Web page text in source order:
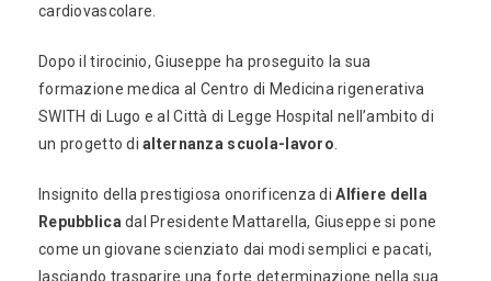
cardiovascolare.
Dopo il tirocinio, Giuseppe ha proseguito la sua
formazione medica al Centro di Medicina rigenerativa
SWITH di Lugo e al Città di Legge Hospital nell’ambito di
un progetto dialternanza scuola-lavoro
Insignito della prestigiosa onorificenza diAlfiere della
Repubblica dal Presidente Mattarella, Giuseppe si pone
come un giovane scienziato dai modi semplici e pacati,
lasciando trasparire una forte determinazione nella sua